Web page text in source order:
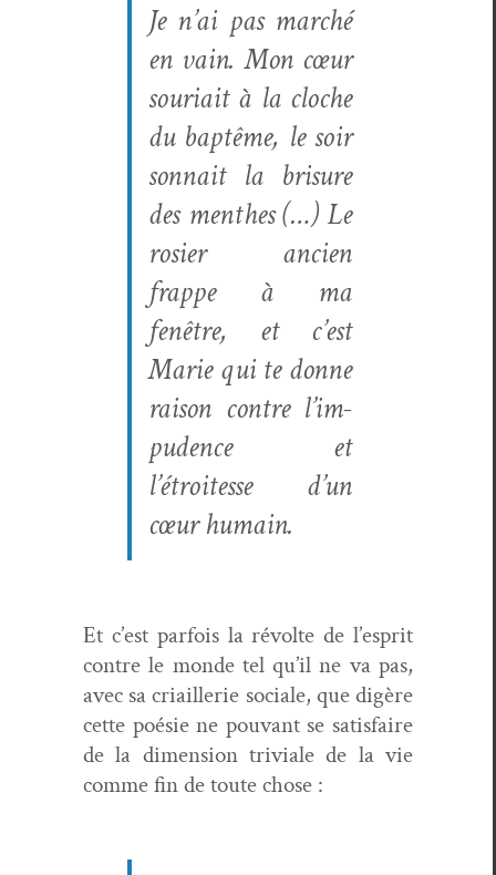
Je n’ai pas marché
en vain. Mon cœur
souri­ait à la cloche
du bap­tême, le soir
son­nait la brisure
des men­thes (…) Le
rosier ancien
frappe à ma
fenêtre, et c’est
Marie qui te donne
rai­son con­tre l’im­
pu­dence et
l’étroitesse d’un
cœur humain.
Et c’est par­fois la révolte de l’e­sprit
con­tre le monde tel qu’il ne va pas,
avec sa cri­ail­lerie sociale, que digère
cette poésie ne pou­vant se sat­is­faire
de la dimen­sion triv­iale de la vie
comme fin de toute chose :